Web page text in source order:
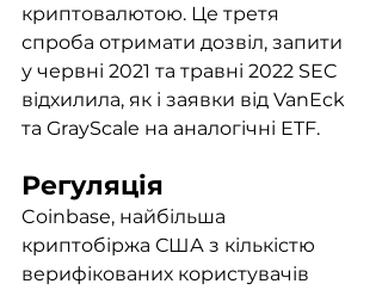
криптовалютою. Це третя
спроба отримати дозвіл, запити
у червні 2021 та травні 2022 SEC
відхилила, як і заявки від VanEck
та GrayScale на аналогічні ETF.
Регуляція
Coinbase, найбільша
криптобіржа США з кількістю
верифікованих користувачів